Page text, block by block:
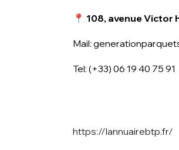
📍 108, avenue
Mail:
Tel: (+33) 06 19 40 75 91
https://lannuairebtp.fr/